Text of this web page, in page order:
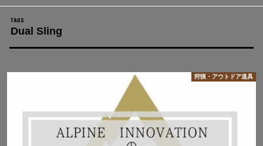
Dual Sling
狩猟・アウトドア道具